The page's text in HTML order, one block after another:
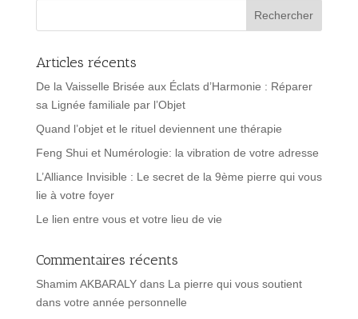
Articles récents
De la Vaisselle Brisée aux Éclats d’Harmonie : Réparer
sa Lignée familiale par l’Objet
Quand l’objet et le rituel deviennent une thérapie
Feng Shui et Numérologie: la vibration de votre adresse
L’Alliance Invisible : Le secret de la 9ème pierre qui vous
lie à votre foyer
Le lien entre vous et votre lieu de vie
Commentaires récents
Shamim AKBARALYdans La pierre qui vous soutient
dans votre année personnelle